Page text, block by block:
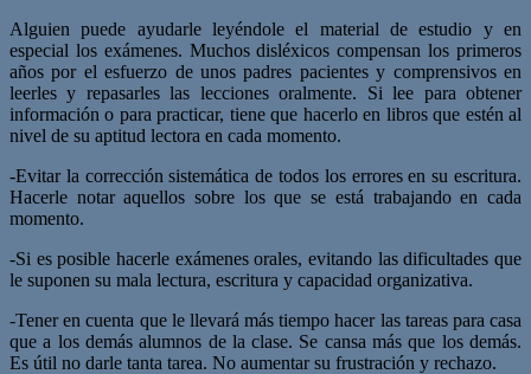
Alguien puede ayudarle leyéndole el material de estudio y en
especial los exámenes. Muchos disléxicos compensan los primeros
años por el esfuerzo de unos padres pacientes y comprensivos en
leerles y repasarles las lecciones oralmente. Si lee para obtener
información o para practicar, tiene que hacerlo en libros que estén al
nivel de su aptitud lectora en cada momento.
-Evitar la corrección sistemática de todos los errores en su escritura.
Hacerle notar aquellos sobre los que se está trabajando en cada
momento.
-Si es posible hacerle exámenes orales, evitando las dificultades que
le suponen su mala lectura, escritura y capacidad organizativa.
-Tener en cuenta que le llevará más tiempo hacer las tareas para casa
que a los demás alumnos de la clase. Se cansa más que los demás.
Es útil no darle tanta tarea. No aumentar su frustración y rechazo.